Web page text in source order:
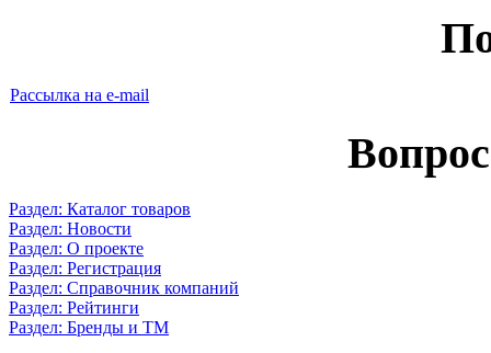
Рассылка на e-mail
Раздел: Каталог товаров
Раздел: Новости
Раздел: О проекте
Раздел: Регистрация
Раздел: Справочник компаний
Раздел: Рейтинги
Раздел: Бренды и ТМ